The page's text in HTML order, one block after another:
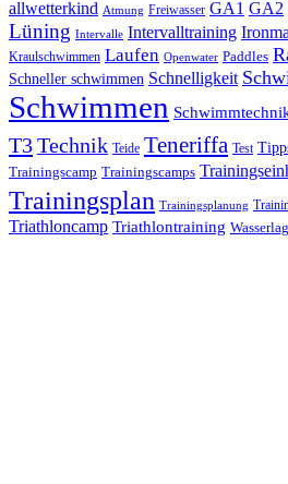
allwetterkind Atmung Freiwasser GA1 GA2
Lüning Intervalle Intervalltraining
Kraulschwimmen Laufen Openwater Paddles
Schneller schwimmen Schnelligkeit
Schwimmen
T3Technik Teide Teneriffa Test
Trainingscamp Trainingscamps
Trainingsplan Trainingsplanung
Triathloncamp Triathlontraining